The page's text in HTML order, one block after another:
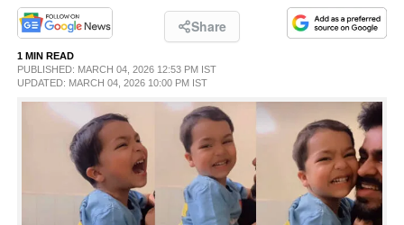
PHOTOS
LIFESTYLE
SPIRITUAL
Share
1 MIN READ
PUBLISHED: MARCH 04, 2026 12:53 PM IST
UPDATED: MARCH 04, 2026 10:00 PM IST